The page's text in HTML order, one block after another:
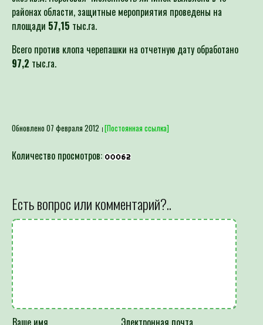
районах области, защитные мероприятия проведены на
площади57,15тыс.га.
Всего против клопа черепашки на отчетную дату обработано
97,2тыс.га.
Обновлено 07 февраля 2012 [Постоянная ссылка]
Количество просмотров:
Есть вопрос или комментарий?..
Ваше имя Электронная почта